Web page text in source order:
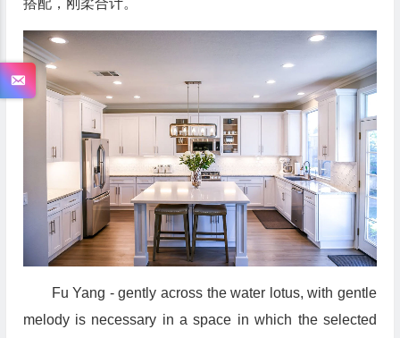
搭配，刚柔合计。
Fu Yang - gently across the water lotus, with gentle
melody is necessary in a space in which the selected